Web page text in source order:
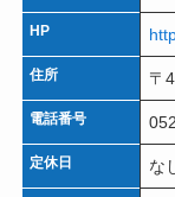
HP
住所 〒
電話番号
定休日 な